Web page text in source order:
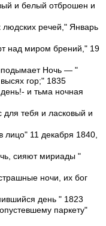
и белый отброшен и
людских речей," Январь
над миром брений," 19
Ночь — "
гор;" 1835
и тьма ночная
для тебя и ласковый и
лицо" 11 декабря 1840,
сияют мириады "
ночи, их бог
день " 1823
паркету"